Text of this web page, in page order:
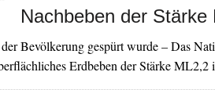
Nachbeben der Stärke
Bevölkerung gespürt wurde – Das
Erdbeben der Stärke